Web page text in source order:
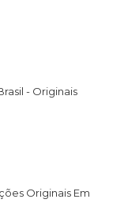
- Originais
Originais Em